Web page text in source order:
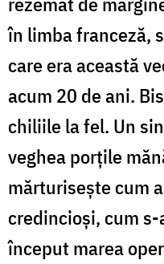
în limba franceză,
care era această
acum 20 de ani.
chiliile la fel. Un
veghea porțile
mărturisește cum
credincioși, cum
început marea